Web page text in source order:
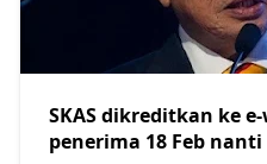
SKAS dikreditkan ke
penerima 18 Feb nanti